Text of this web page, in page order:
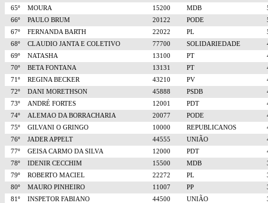
65º
MOURA 15200 MDB
66º
PAULO BRUM 20122 PODE
67º
FERNANDA BARTH 22022 PL
68º
CLAUDIO JANTA E COLETIVO 77700 SOLIDARIEDADE
69º
NATASHA 13100 PT
70º
BETA FONTANA 13131 PT
71º
REGINA BECKER 43210 PV
72º
DANI MORETHSON 45888 PSDB
73º
ANDRÉ FORTES 12001 PDT
74º
ALEMAO DA BORRACHARIA 20077 PODE
75º
GILVANI O GRINGO 10000 REPUBLICANOS
76º
JADER APPELT 44555 UNIÃO
77º
GEISA CARMO DA SILVA 12000 PDT
78º
IDENIR CECCHIM 15500 MDB
79º
ROBERTO MACIEL 22272 PL
80º
MAURO PINHEIRO 11007 PP
81º
INSPETOR FABIANO 44500 UNIÃO